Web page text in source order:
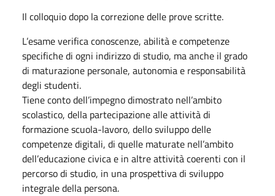
Il colloquio dopo la correzione delle prove scritte.
L’esame verifica conoscenze, abilità e competenze
specifiche di ogni indirizzo di studio, ma anche il grado
di maturazione personale, autonomia e responsabilità
degli studenti.
Tiene conto dell’impegno dimostrato nell’ambito
scolastico, della partecipazione alle attività di
formazione scuola-lavoro, dello sviluppo delle
competenze digitali, di quelle maturate nell’ambito
dell’educazione civica e in altre attività coerenti con il
percorso di studio, in una prospettiva di sviluppo
integrale della persona.